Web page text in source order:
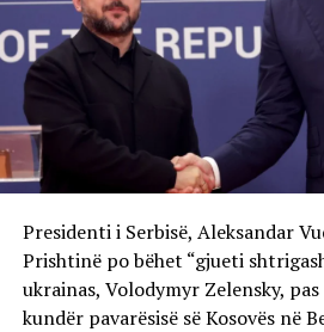
Presidenti i Serbisë, Aleksandar
Prishtinë po bëhet “gjueti
ukrainas, Volodymyr Zelensky,
kundër pavarësisë së Kosovës në